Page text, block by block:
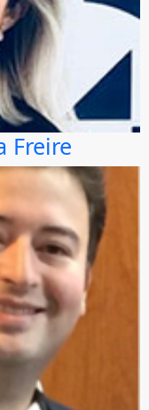
Freire